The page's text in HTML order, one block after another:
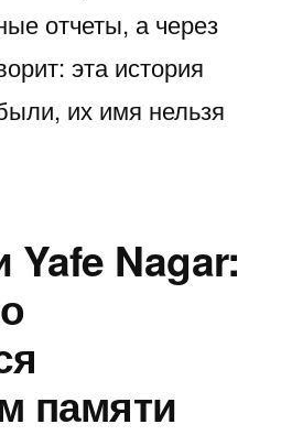
отчеты, а через
эта история
их имя нельзя
Yafe Nagar:
памяти